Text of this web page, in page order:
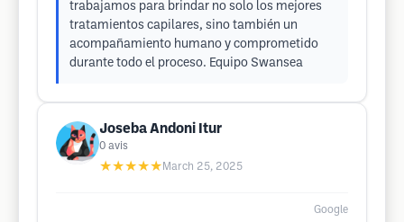
trabajamos para brindar no solo los mejores
tratamientos capilares, sino también un
acompañamiento humano y comprometido
durante todo el proceso. Equipo Swansea
Joseba Andoni Itur
0 avis
★★★★★ March 25, 2025
Google